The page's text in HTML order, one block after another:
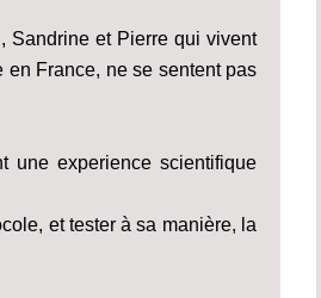
Sandrine et Pierre qui vivent
en France, ne se sentent pas
une experience scientifique
et tester à sa manière, la